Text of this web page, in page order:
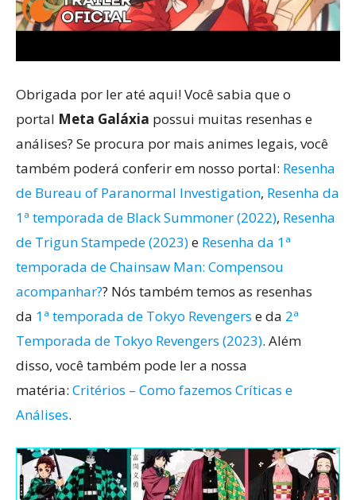
Obrigada por ler até aqui! Você sabia que o
portal Meta Galáxia possui muitas resenhas e
análises? Se procura por mais animes legais, você
também poderá conferir em nosso portal: Resenha
de Bureau of Paranormal Investigation, Resenha da
1ª temporada de Black Summoner (2022), Resenha
de Trigun Stampede (2023)e Resenha da 1ª
temporada de Chainsaw Man: Compensou
acompanhar?? Nós também temos as resenhas
da 1ª temporada de Tokyo Revengers e da 2ª
Temporada de Tokyo Revengers (2023). Além
disso, você também pode ler a nossa
matéria: Critérios – Como fazemos Críticas e
Análises.